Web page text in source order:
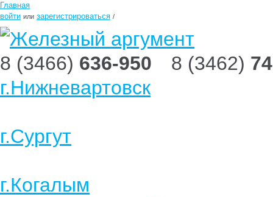
Главная
войти или зарегистрироваться /
8 (3466) 636-950 8 (3462)
г.Нижневартовск
г.Сургут
г.Когалым